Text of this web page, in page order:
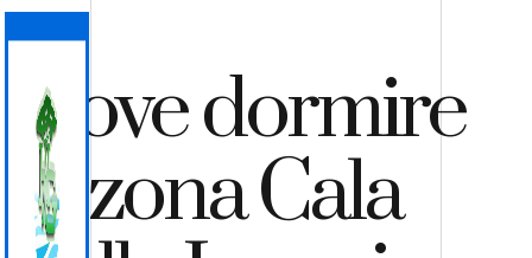
Dove dormire
in zona Cala